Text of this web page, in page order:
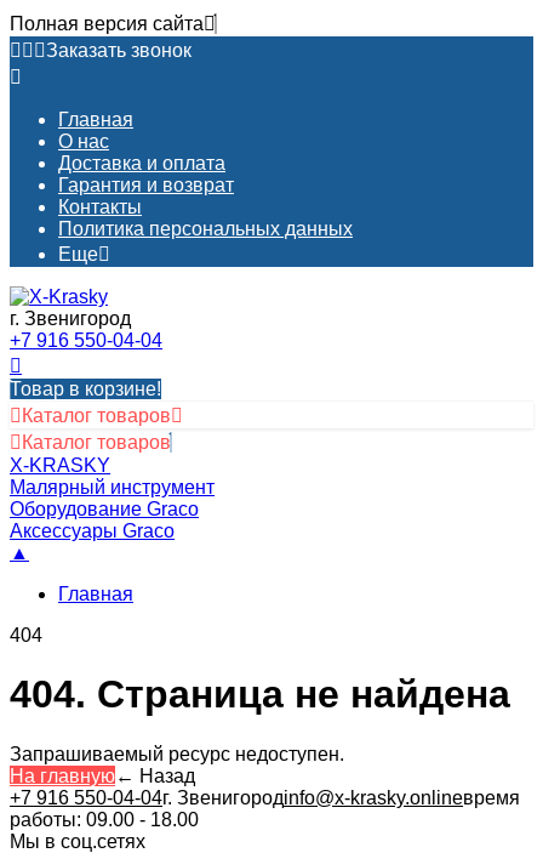
Полная версия сайта
Заказать звонок
Главная
О нас
Доставка и оплата
Гарантия и возврат
Контакты​
Политика персональных данных
Еще
г. Звенигород
+7 916 550-04-04
Товар в корзине!
Каталог товаров
Каталог товаров
X-KRASKY
Малярный инструмент
Оборудование Graco
Аксессуары Graco
▲
Главная
404
404. Страница не найдена
Запрашиваемый ресурс недоступен.
На главную← Назад
+7 916 550-04-04г. Звенигородinfo@x-krasky.onlineвремя
работы: 09.00 - 18.00
Мы в соц.сетях